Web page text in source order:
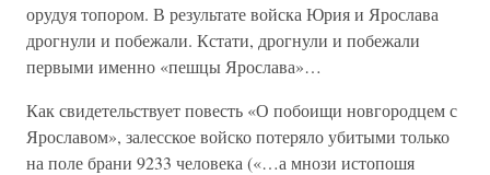
орудуя топором. В результате войска Юрия и Ярослава
дрогнули и побежали. Кстати, дрогнули и побежали
первыми именно «пешцы Ярослава»…
Как свидетельствует повесть «О побоищи новгородцем с
Ярославом», залесское войско потеряло убитыми только
на поле брани 9233 человека («…а мнози истопошя